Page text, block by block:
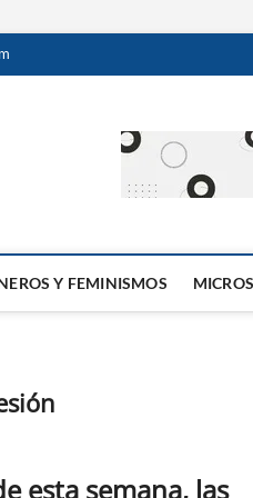
Y FEMINISMOS MICROS
esta semana, las